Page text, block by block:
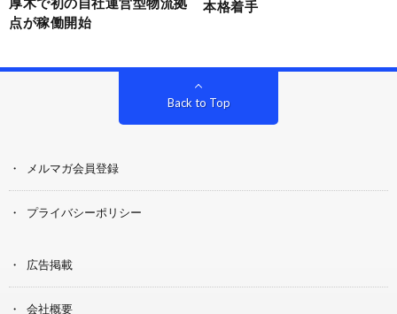
点が稼働開始
本格着手
Back to Top
メルマガ会員登録
プライバシーポリシー
広告掲載
会社概要